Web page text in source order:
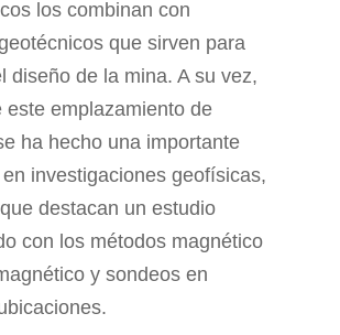
los combinan con
que sirven para
diseño de la mina. A su vez,
este emplazamiento de
ha hecho una importante
investigaciones geofísicas,
destacan un estudio
con los métodos magnético
y sondeos en